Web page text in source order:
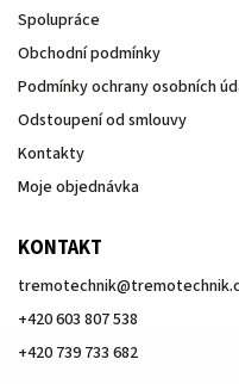
Spolupráce
Obchodní podmínky
Podmínky ochrany osobních
Odstoupení od smlouvy
Kontakty
Moje objednávka
KONTAKT
tremotechnik@
+420 603 807 538
+420 739 733 682